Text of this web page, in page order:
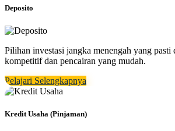
Deposito
Pilihan investasi jangka menengah yang pasti
kompetitif dan pencairan yang mudah.
Pelajari Selengkapnya
Kredit Usaha (Pinjaman)